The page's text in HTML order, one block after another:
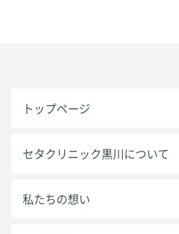
トップページ
セタクリニック黒川について
私たちの想い